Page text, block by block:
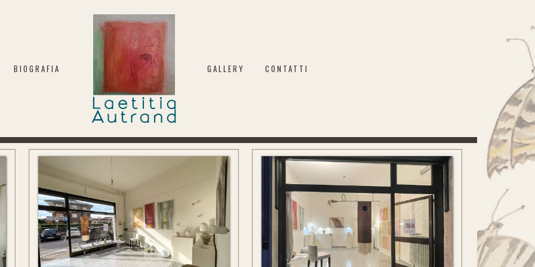
BIOGRAFIA GALLERY CONTATTI